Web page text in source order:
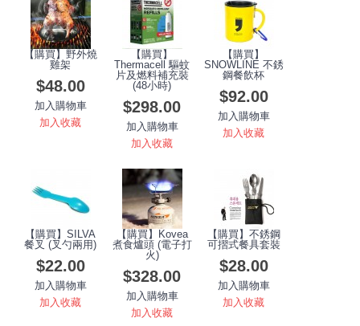
【購買】野外燒
雞架
$48.00
加入購物車
加入收藏
【購買】
Thermacell 驅蚊
片及燃料補充裝
(48小時)
$298.00
加入購物車
加入收藏
【購買】
SNOWLINE 不銹
鋼餐飲杯
$92.00
加入購物車
加入收藏
【購買】SILVA
餐叉 (叉勺兩用)
$22.00
加入購物車
加入收藏
【購買】Kovea
煮食爐頭 (電子打
火)
$328.00
加入購物車
加入收藏
【購買】不銹鋼
可摺式餐具套裝
$28.00
加入購物車
加入收藏